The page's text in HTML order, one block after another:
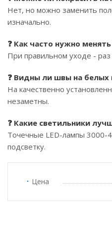
Нет, но можно заменить
изначально.
❓ Как часто нужно
При правильном уходе - раз
❓ Видны ли швы на белых
На качественно
незаметны.
❓ Какие светильники
Точечные LED-лампы 3000-
подсветку.
Цена